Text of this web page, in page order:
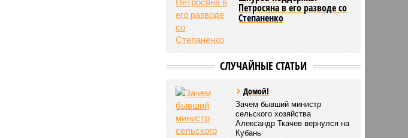
Петросяна в его разводе со
Степаненко
СЛУЧАЙНЫЕ СТАТЬИ
Домой!
Зачем бывший министр
сельского хозяйства
Александр Ткачев вернулся на
Кубань